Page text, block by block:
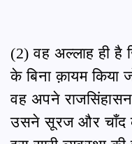
(2) वह अल्लाह ही है
के बिना क़ायम किया
वह अपने
उसने सूरज और चाँद